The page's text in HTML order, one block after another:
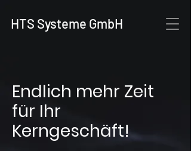
HTS Systeme GmbH
Endlich mehr Zeit
für Ihr
Kerngeschäft!